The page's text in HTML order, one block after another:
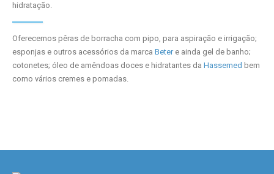
hidratação.
Oferecemos pêras de borracha com pipo, para aspiração e irrigação;
esponjas e outros acessórios da marca Betere ainda gel de banho;
cotonetes; óleo de amêndoas doces e hidratantes da Hassemed bem
como vários cremes e pomadas.